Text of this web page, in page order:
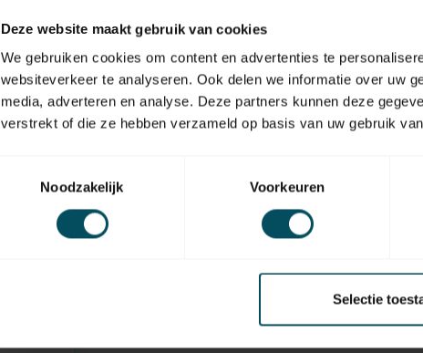
Deze website maakt gebruik van cookies
We gebruiken cookies om content en advertenties te
websiteverkeer te analyseren. Ook delen we informatie over uw
media, adverteren en analyse. Deze partners kunnen deze
verstrekt of die ze hebben verzameld op basis van uw gebruik
Noodzakelijk
Voorkeuren
Selectie
5048